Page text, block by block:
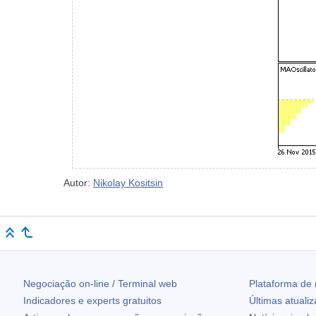
Autor: Nikolay Kositsin
Negociação on-line / Terminal web
Indicadores e experts gratuitos
Plataforma
Últimas